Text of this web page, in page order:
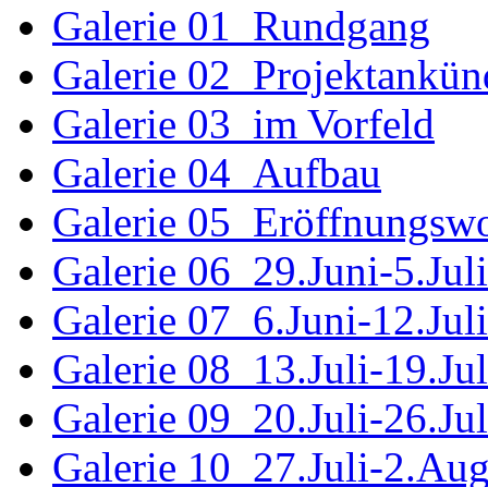
Galerie 01_Rundgang
Galerie
Galerie 03_im Vorfeld
Galerie 04_Aufbau
Galerie
Galerie 06_29.Juni-5.Juli
Galerie 07_6.Juni-12.Juli
Galerie 08_13.Juli-
Galerie 09_20.Juli-
Galerie 10_27.Juli-